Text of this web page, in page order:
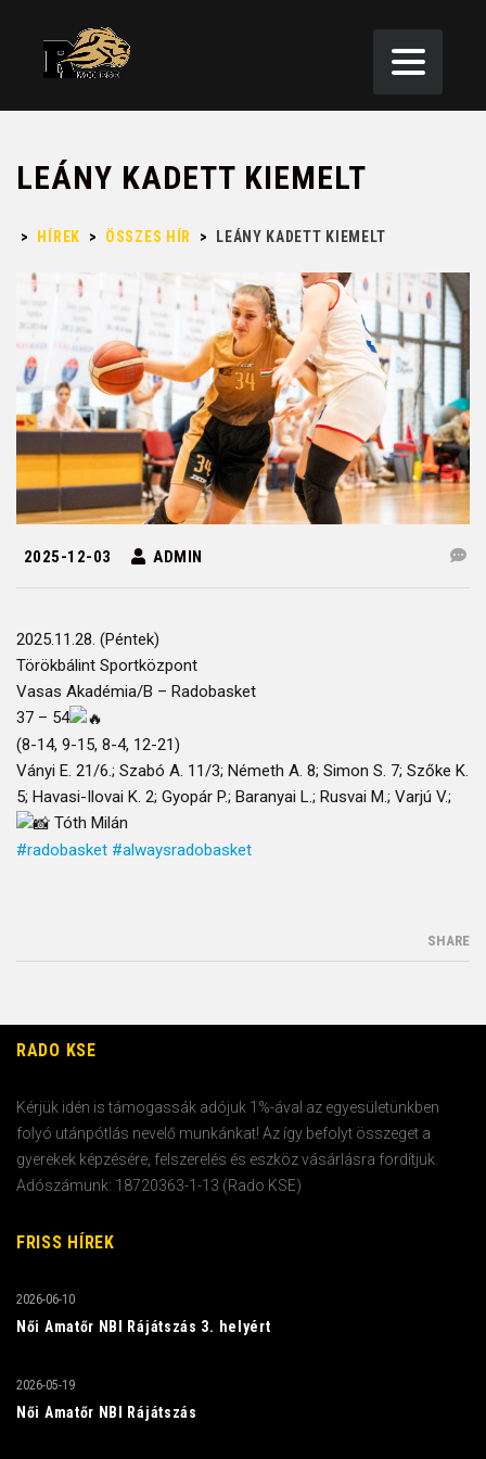
LEÁNY KADETT KIEMELT
> HÍREK > ÖSSZES HÍR > LEÁNY KADETT KIEMELT
2025-12-03 ADMIN
2025.11.28. (Péntek)
Törökbálint Sportközpont
Vasas Akadémia/B – Radobasket
37 – 54
(8-14, 9-15, 8-4, 12-21)
Ványi E. 21/6.; Szabó A. 11/3; Németh A. 8; Simon S. 7; Szőke K.
5; Havasi-Ilovai K. 2; Gyopár P.; Baranyai L.; Rusvai M.; Varjú V.;
Tóth Milán
#radobasket #alwaysradobasket
SHARE
RADO KSE
Kérjük idén is támogassák adójuk 1%-ával az egyesületünkben
folyó utánpótlás nevelő munkánkat! Az így befolyt összeget a
gyerekek képzésére, felszerelés és eszköz vásárlásra fordítjuk.
Adószámunk: 18720363-1-13 (Rado KSE)
FRISS HÍREK
Női Amatőr NBI Rájátszás 3. helyért
2026-06-10
Női Amatőr NBI Rájátszás
2026-05-19